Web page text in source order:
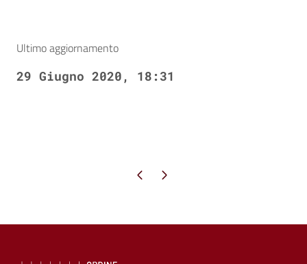
Ultimo aggiornamento
29 Giugno 2020, 18:31
Pagina precedente
Pagina successiva